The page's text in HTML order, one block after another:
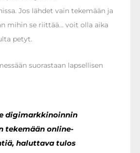
Jos lähdet vain tekemään ja
mihin se riittää… voit olla aika
petyt.
suorastaan lapsellisen
digimarkkinoinnin
tekemään online-
haluttava tulos